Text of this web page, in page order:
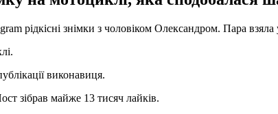
рідкісні знімки з чоловіком Олександром. Пара взяла
виконавиця.
зібрав майже 13 тисяч лайків.